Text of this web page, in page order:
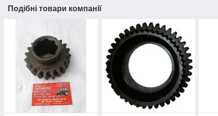
Подібні товари компанії